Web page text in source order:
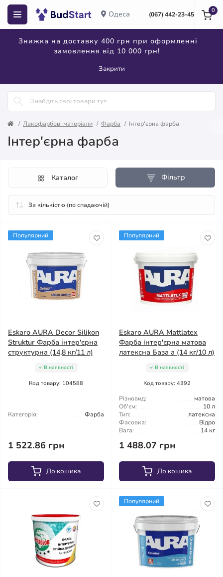
Одеса (067) 442-23-45
Знижка на доставку 400 грн при оформленні
замовлення від 10 000 грн!
Закрити
0
Лакофарбові матеріали Фарба Інтер'єрна фарба
Інтер'єрна фарба
Фільтр
Каталог
Популярний
Eskaro AURA Decor Silikon
Struktur Фарба інтер'єрна
структурна (14,8 кг/11 л)
В наявності
Код товару: 104588
Категорія: Фарба
1 522.86 грн
До кошика
Популярний
Eskaro AURA Mattlatex
Фарба інтер'єрна матова
латексна База а (14 кг/10 л)
В наявності
Код товару: 4392
Різновид:
матова
Об'єм:
10 л
Тип:
латексна
Фасовка:
Відро
Вага:
14 кг
1 488.07 грн
До кошика
Популярний